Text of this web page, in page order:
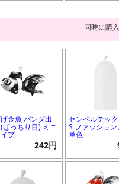
同時に購
金魚 パンダ出
ぱっちり目) ミニ
プ
242円
センペルテッ
S ファッショ
単色